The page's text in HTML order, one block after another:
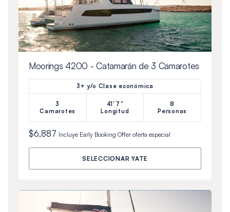
Moorings 4200 - Catamarán de 3 Camarotes
3+ y/o Clase económica
3
Camarotes
41'7"
Longitud
8
Personas
$6,887 Incluye Early Booking Offeroferta especial
SELECCIONAR YATE